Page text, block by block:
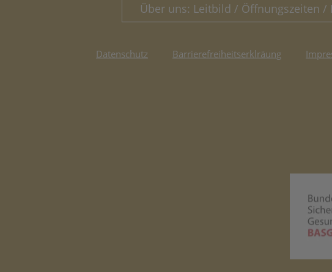
Über uns: Leitbild / Öffnungszeiten /
Datenschutz Barrierefreiheitserklräung